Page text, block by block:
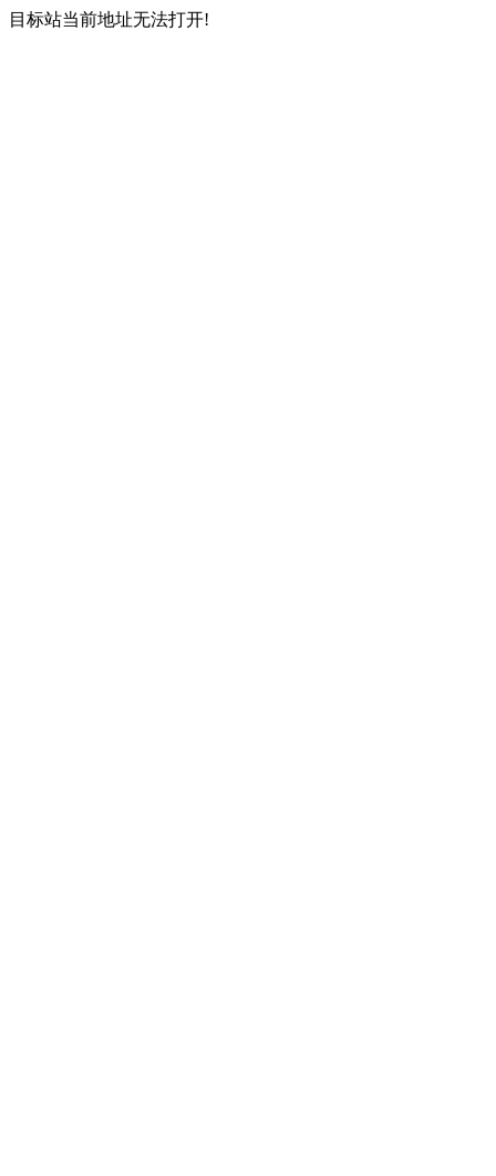
目标站当前地址无法打开!